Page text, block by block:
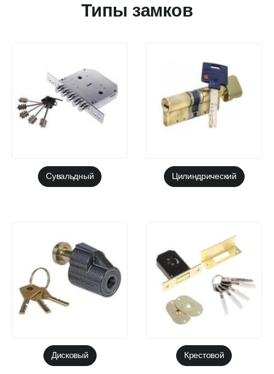
Типы замков
Сувальдный Цилиндрический
Дисковый Крестовой